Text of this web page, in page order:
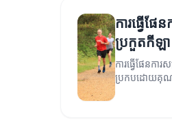
ការធ្វើផែ
ប្រកួតកីឡា
ការធ្វើផែនកា
ប្រកបដោយគុណ